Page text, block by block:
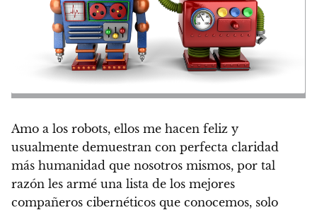
Amo a los robots, ellos me hacen feliz y
usualmente demuestran con perfecta claridad
más humanidad que nosotros mismos, por tal
razón les armé una lista de los mejores
compañeros cibernéticos que conocemos, solo